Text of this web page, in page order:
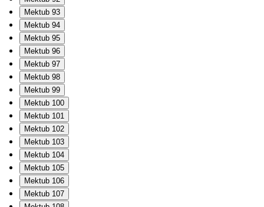
Mektub 93
Mektub 94
Mektub 95
Mektub 96
Mektub 97
Mektub 98
Mektub 99
Mektub 100
Mektub 101
Mektub 102
Mektub 103
Mektub 104
Mektub 105
Mektub 106
Mektub 107